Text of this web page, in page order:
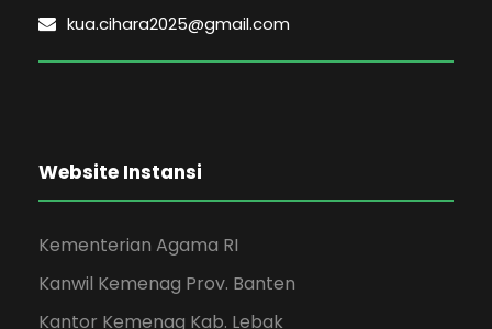
kua.cihara2025@gmail.com
Website Instansi
Kementerian Agama RI
Kanwil Kemenag Prov. Banten
Kantor Kemenag Kab. Lebak